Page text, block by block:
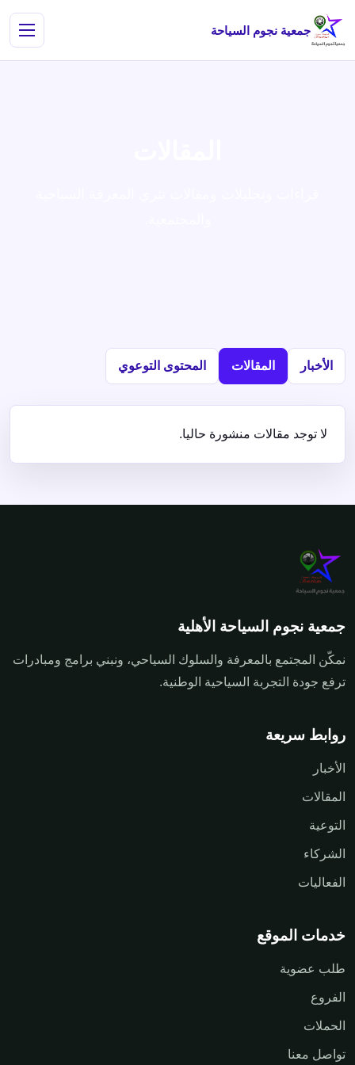
جمعية نجوم السياحة
الأخبار المقالات المحتوى التوعوي
لا توجد مقالات منشورة حاليا.
جمعية نجوم السياحة الأهلية
نمكّن المجتمع بالمعرفة والسلوك السياحي، ونبني برامج ومبادرات
ترفع جودة التجربة السياحية الوطنية.
روابط سريعة
الأخبار
المقالات
التوعية
الشركاء
الفعاليات
خدمات الموقع
طلب عضوية
الفروع
الحملات
تواصل معنا